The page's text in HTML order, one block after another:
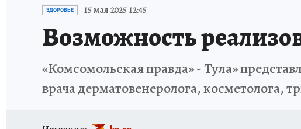
ЗАПОВЕДНАЯ РОССИЯ
ЗДОРОВЬЕ 15 мая 2025 12:45
Возможность
«Комсомольская правда» - Тула»
врача дерматовенеролога, косметолога,